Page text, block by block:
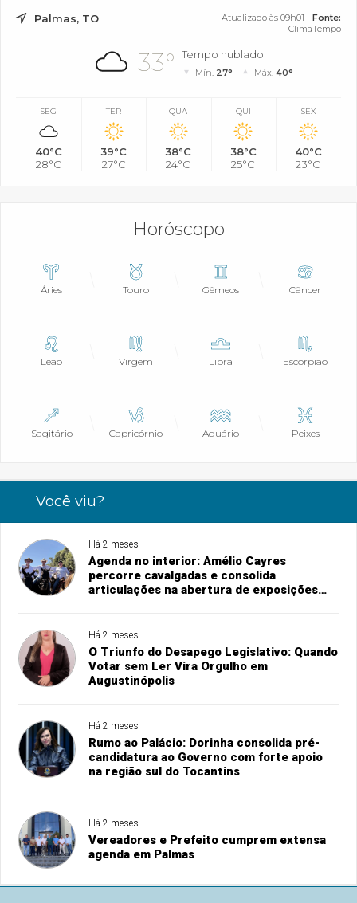
Palmas, TO Atualizado às 09h01 - Fonte:
ClimaTempo
33° Tempo nublado
Mín. 27° Máx.40°
SEG
40°C
28°C
TER
39°C
27°C
QUA
38°C
24°C
QUI
38°C
25°C
SEX
40°C
23°C
Horóscopo
Áries Touro Gêmeos Câncer
Leão Virgem Libra Escorpião
Sagitário Capricórnio Aquário Peixes
Você viu?
Há 2 meses
Agenda no interior: Amélio Cayres
percorre cavalgadas e consolida
articulações na abertura de exposições
Há 2 meses
O Triunfo do Desapego Legislativo: Quando
Votar sem Ler Vira Orgulho em
Augustinópolis
Há 2 meses
Rumo ao Palácio: Dorinha consolida pré-
candidatura ao Governo com forte apoio
na região sul do Tocantins
Há 2 meses
Vereadores e Prefeito cumprem extensa
agenda em Palmas